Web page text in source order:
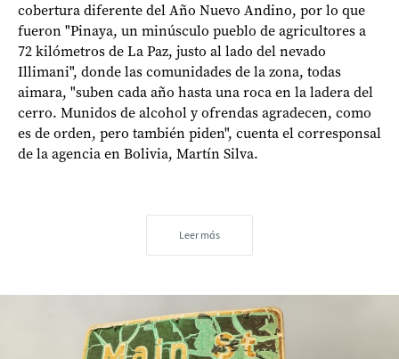
cobertura diferente del Año Nuevo Andino, por lo que
fueron "Pinaya, un minúsculo pueblo de agricultores a
72 kilómetros de La Paz, justo al lado del nevado
Illimani", donde las comunidades de la zona, todas
aimara, "suben cada año hasta una roca en la ladera del
cerro. Munidos de alcohol y ofrendas agradecen, como
es de orden, pero también piden", cuenta el corresponsal
de la agencia en Bolivia, Martín Silva.
Leer más